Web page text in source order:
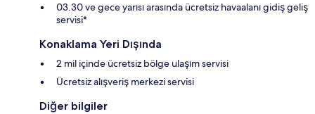
03.30 ve gece yarısı arasında ücretsiz havaalanı gidiş geliş
servisi*
Konaklama Yeri Dışında
2 mil içinde ücretsiz bölge ulaşım servisi
Ücretsiz alışveriş merkezi servisi
Diğer bilgiler